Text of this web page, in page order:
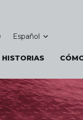
Español
HISTORIAS